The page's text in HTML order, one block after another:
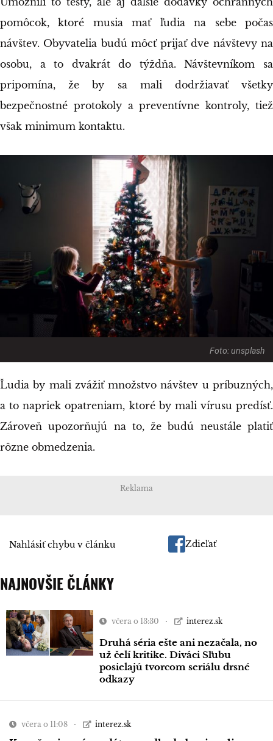
pomôcok, ktoré musia mať ľudia na sebe počas
návštev. Obyvatelia budú môcť prijať dve návštevy na
osobu, a to dvakrát do týždňa. Návštevníkom sa
pripomína, že by sa mali dodržiavať všetky
bezpečnostné protokoly a preventívne kontroly, tiež
však minimum kontaktu.
Foto: unsplash
Ľudia by mali zvážiť množstvo návštev u príbuzných,
a to napriek opatreniam, ktoré by mali vírusu predísť.
Zároveň upozorňujú na to, že budú neustále platiť
rôzne obmedzenia.
Reklama
Nahlásiť chybu v článku Zdieľať
NAJNOVŠIE ČLÁNKY
včera o 13:30 interez.sk
Druhá séria ešte ani nezačala, no
už čelí kritike. Diváci Sľubu
posielajú tvorcom seriálu drsné
odkazy
včera o 11:08 interez.sk